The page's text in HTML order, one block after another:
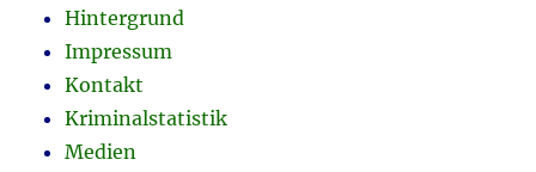
Hintergrund
Impressum
Kontakt
Kriminalstatistik
Medien